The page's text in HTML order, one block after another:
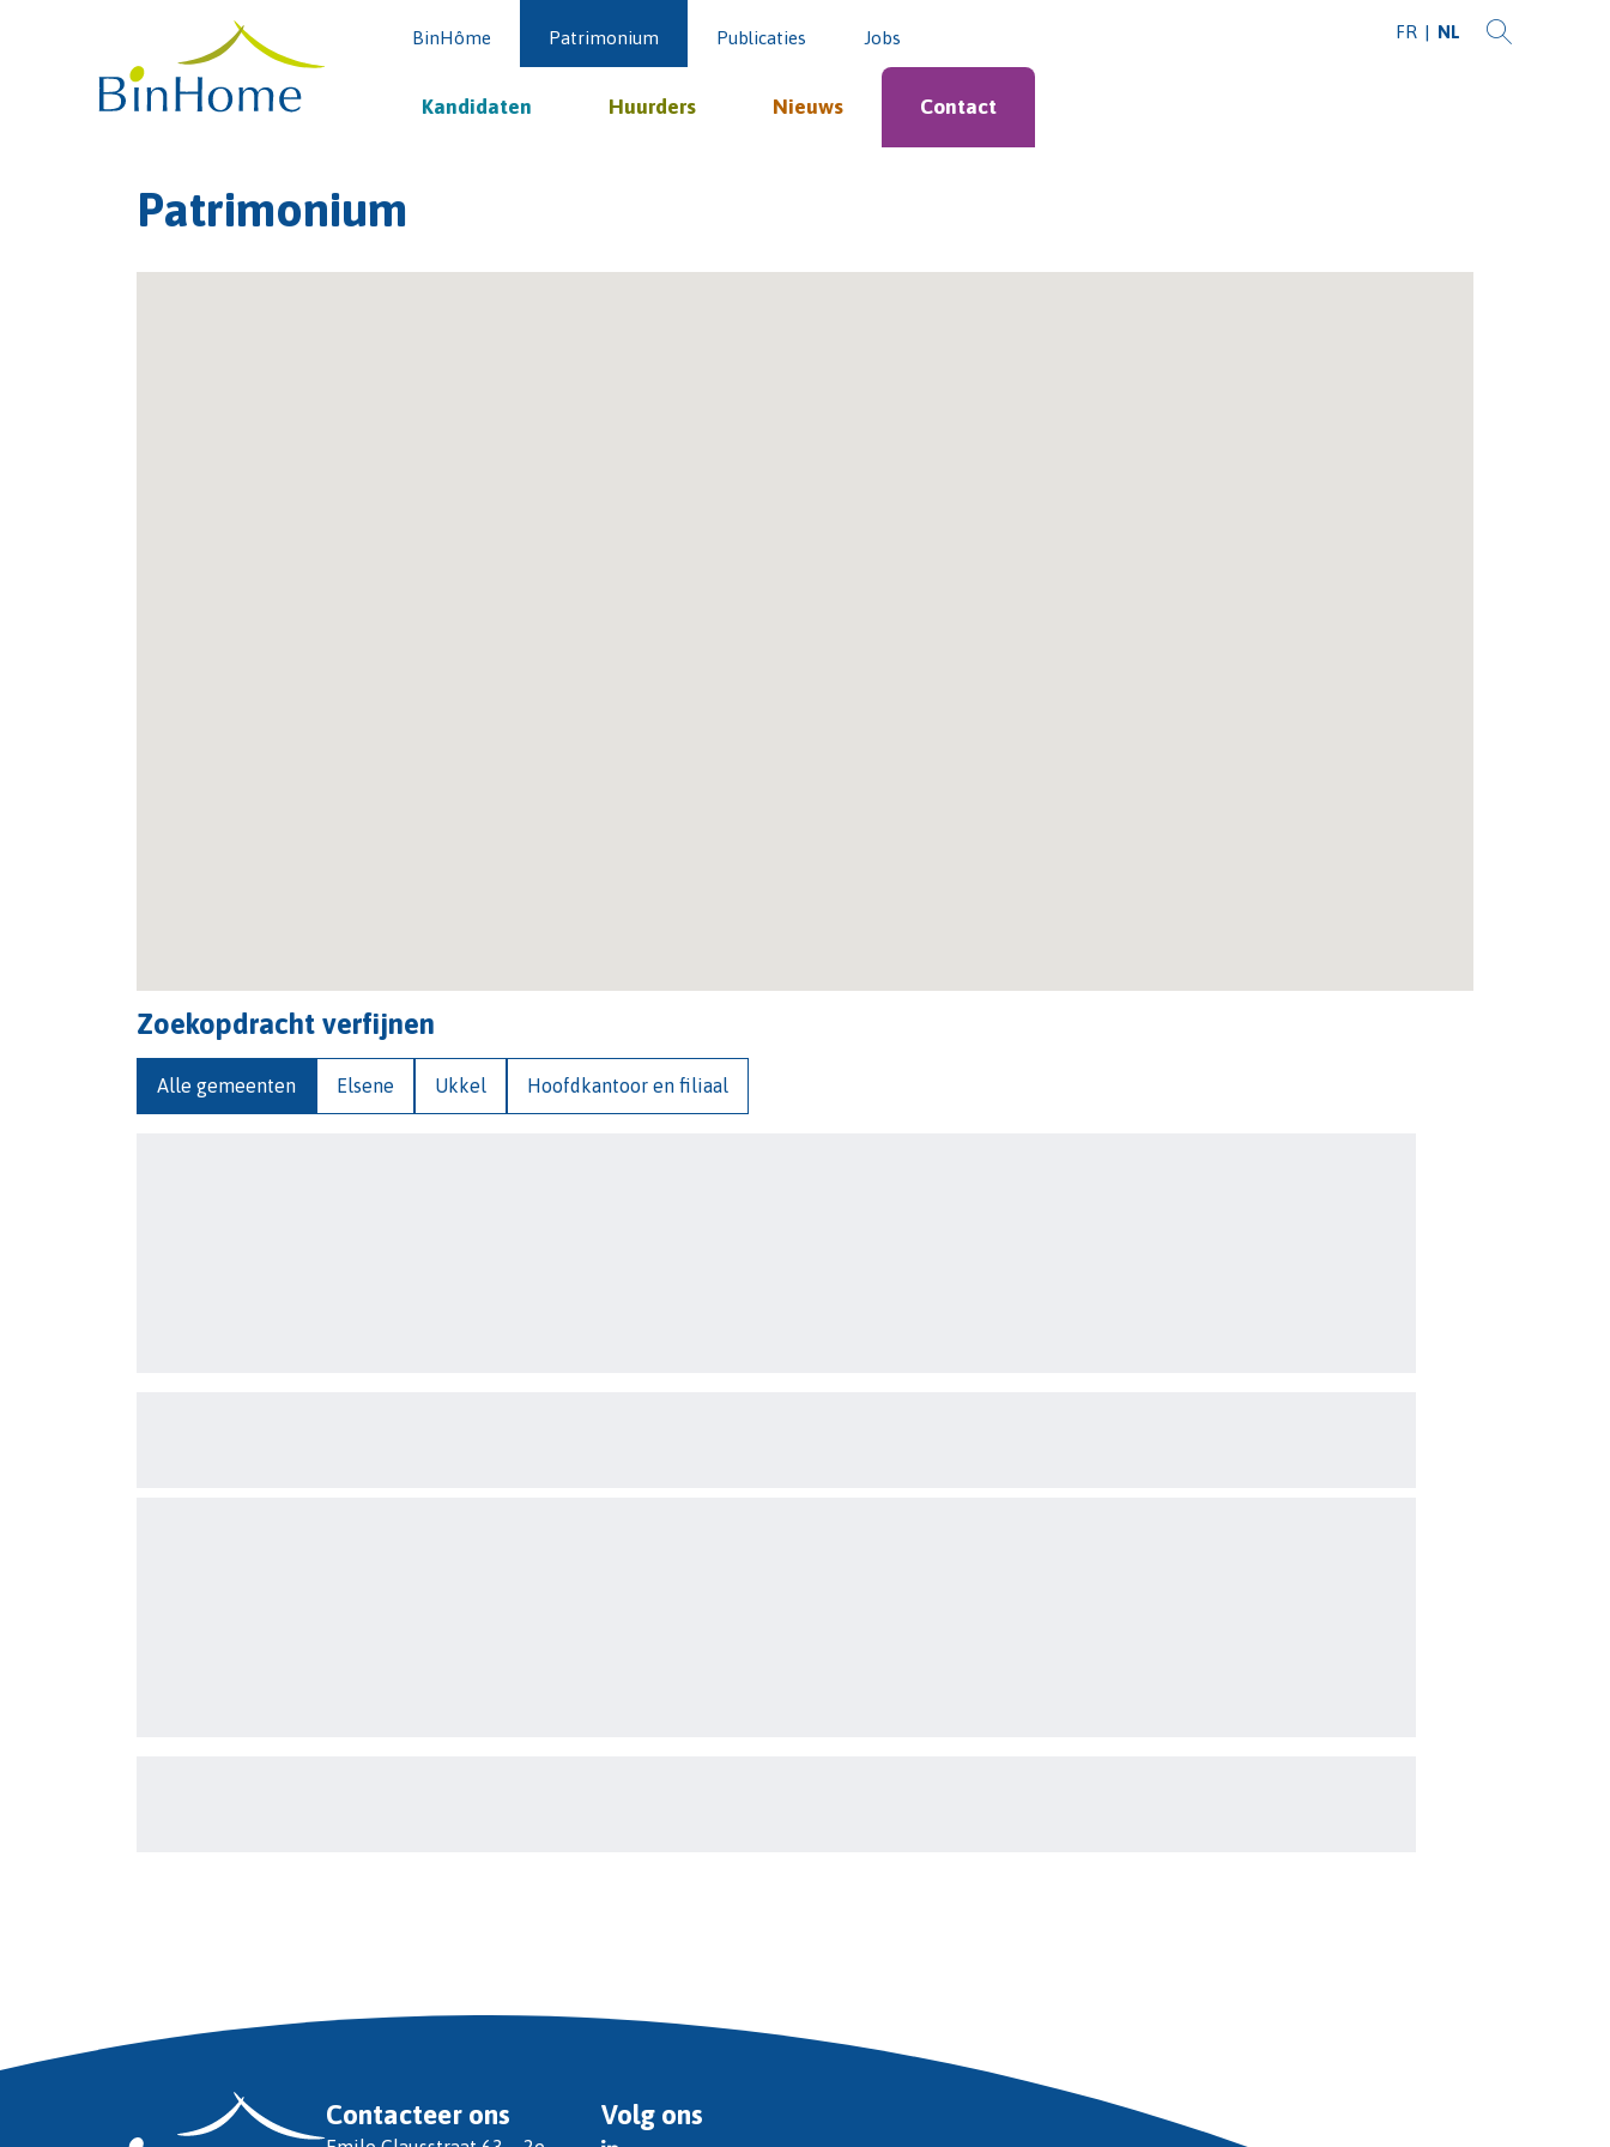
BinHôme Patrimonium Publicaties Jobs FR NL
Kandidaten Huurders Nieuws Contact
Patrimonium
Zoekopdracht verfijnen
Alle gemeenten Elsene Ukkel Hoofdkantoor en filiaal
Contacteer ons Volg ons